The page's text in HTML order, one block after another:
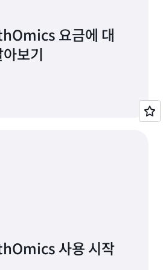
스토리지에 대한 요금이 별도로
내의 모든 태스크는 정의된 리
스턴스에 매핑됩니다.
요금에 대
보기
사용 시작